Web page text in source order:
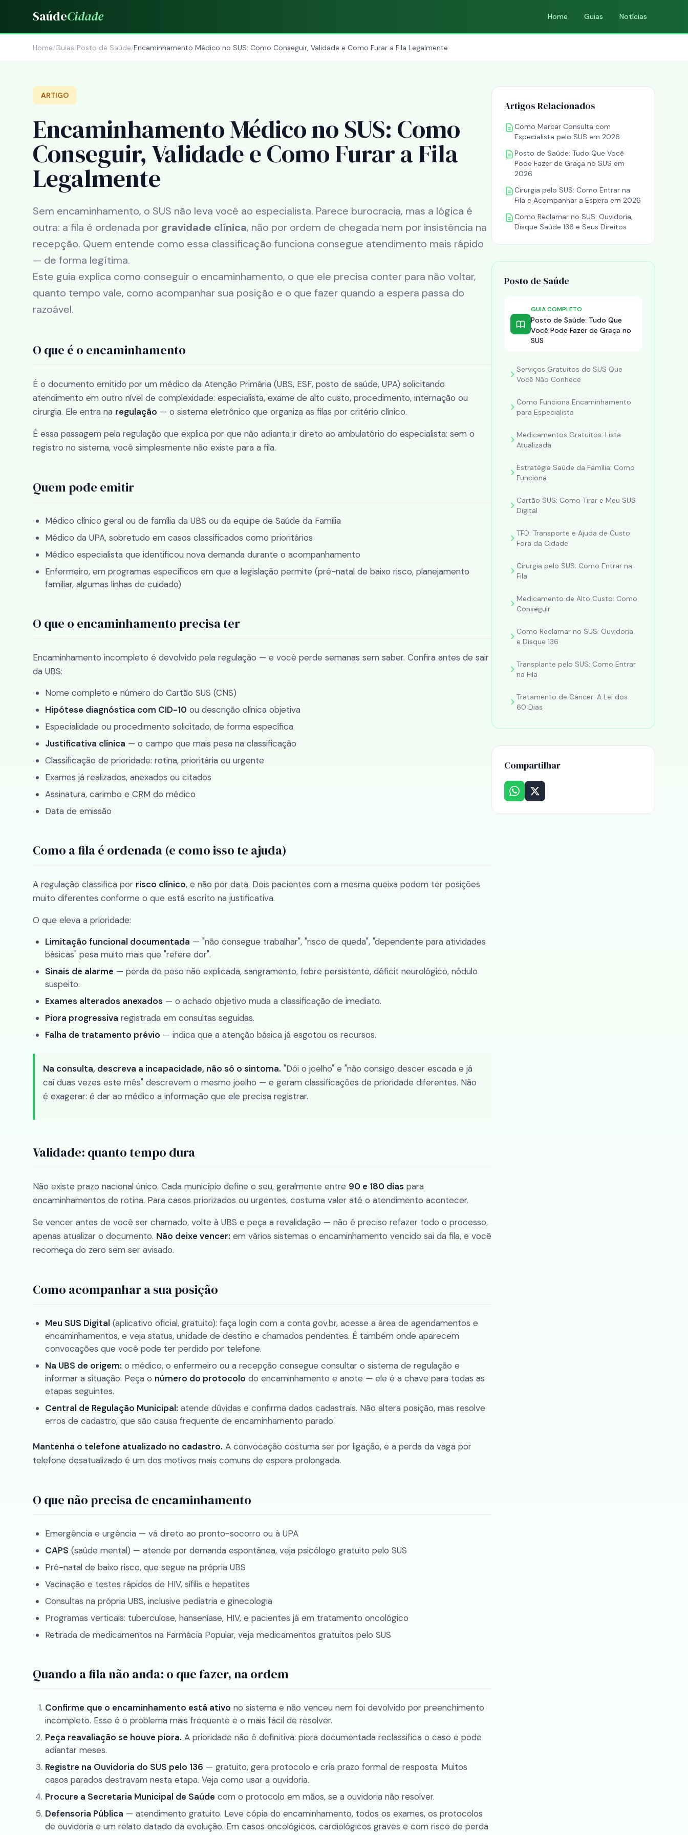
SaúdeCidade Home Guias Notícias
Home/Guias/Posto de Saúde/Encaminhamento Médico no SUS: Como Conseguir, Validade e Como Furar a Fila Legalmente
ARTIGO
Encaminhamento Médico no SUS: Como
Conseguir, Validade e Como Furar a Fila
Legalmente
Sem encaminhamento, o SUS não leva você ao especialista. Parece burocracia, mas a lógica é
outra: a fila é ordenada por gravidade clínica, não por ordem de chegada nem por insistência na
recepção. Quem entende como essa classificação funciona consegue atendimento mais rápido
— de forma legítima.
Este guia explica como conseguir o encaminhamento, o que ele precisa conter para não voltar,
quanto tempo vale, como acompanhar sua posição e o que fazer quando a espera passa do
razoável.
O que é o encaminhamento
É o documento emitido por um médico da Atenção Primária (UBS, ESF, posto de saúde, UPA) solicitando
atendimento em outro nível de complexidade: especialista, exame de alto custo, procedimento, internação ou
cirurgia. Ele entra na regulação — o sistema eletrônico que organiza as filas por critério clínico.
É essa passagem pela regulação que explica por que não adianta ir direto ao ambulatório do especialista: sem o
registro no sistema, você simplesmente não existe para a fila.
Quem pode emitir
Médico clínico geral ou de família da UBS ou da equipe de Saúde da Família
Médico da UPA, sobretudo em casos classificados como prioritários
Médico especialista que identificou nova demanda durante o acompanhamento
Enfermeiro, em programas específicos em que a legislação permite (pré-natal de baixo risco, planejamento
familiar, algumas linhas de cuidado)
O que o encaminhamento precisa ter
Encaminhamento incompleto é devolvido pela regulação — e você perde semanas sem saber. Confira antes de sair
da UBS:
Nome completo e número do Cartão SUS (CNS)
Hipótese diagnóstica com CID-10 ou descrição clínica objetiva
Especialidade ou procedimento solicitado, de forma específica
Justificativa clínica — o campo que mais pesa na classificação
Classificação de prioridade: rotina, prioritária ou urgente
Exames já realizados, anexados ou citados
Assinatura, carimbo e CRM do médico
Data de emissão
Como a fila é ordenada (e como isso te ajuda)
A regulação classifica por risco clínico, e não por data. Dois pacientes com a mesma queixa podem ter posições
muito diferentes conforme o que está escrito na justificativa.
O que eleva a prioridade:
Limitação funcional documentada — "não consegue trabalhar", "risco de queda", "dependente para atividades
básicas" pesa muito mais que "refere dor".
Sinais de alarme — perda de peso não explicada, sangramento, febre persistente, déficit neurológico, nódulo
suspeito.
Exames alterados anexados — o achado objetivo muda a classificação de imediato.
Piora progressiva registrada em consultas seguidas.
Falha de tratamento prévio — indica que a atenção básica já esgotou os recursos.
Na consulta, descreva a incapacidade, não só o sintoma. "Dói o joelho" e "não consigo descer escada e já
caí duas vezes este mês" descrevem o mesmo joelho — e geram classificações de prioridade diferentes. Não
é exagerar: é dar ao médico a informação que ele precisa registrar.
Validade: quanto tempo dura
Não existe prazo nacional único. Cada município define o seu, geralmente entre 90 e 180 dias para
encaminhamentos de rotina. Para casos priorizados ou urgentes, costuma valer até o atendimento acontecer.
Se vencer antes de você ser chamado, volte à UBS e peça a revalidação — não é preciso refazer todo o processo,
apenas atualizar o documento. Não deixe vencer: em vários sistemas o encaminhamento vencido sai da fila, e você
recomeça do zero sem ser avisado.
Como acompanhar a sua posição
Meu SUS Digital (aplicativo oficial, gratuito): faça login com a conta gov.br, acesse a área de agendamentos e
encaminhamentos, e veja status, unidade de destino e chamados pendentes. É também onde aparecem
convocações que você pode ter perdido por telefone.
Na UBS de origem: o médico, o enfermeiro ou a recepção consegue consultar o sistema de regulação e
informar a situação. Peça o número do protocolo do encaminhamento e anote — ele é a chave para todas as
etapas seguintes.
Central de Regulação Municipal: atende dúvidas e confirma dados cadastrais. Não altera posição, mas resolve
erros de cadastro, que são causa frequente de encaminhamento parado.
Mantenha o telefone atualizado no cadastro. A convocação costuma ser por ligação, e a perda da vaga por
telefone desatualizado é um dos motivos mais comuns de espera prolongada.
O que não precisa de encaminhamento
Emergência e urgência — vá direto ao pronto-socorro ou à UPA
CAPS (saúde mental) — atende por demanda espontânea, veja psicólogo gratuito pelo SUS
Pré-natal de baixo risco, que segue na própria UBS
Vacinação e testes rápidos de HIV, sífilis e hepatites
Consultas na própria UBS, inclusive pediatria e ginecologia
Programas verticais: tuberculose, hanseníase, HIV, e pacientes já em tratamento oncológico
Retirada de medicamentos na Farmácia Popular, veja medicamentos gratuitos pelo SUS
Quando a fila não anda: o que fazer, na ordem
Confirme que o encaminhamento está ativo no sistema e não venceu nem foi devolvido por preenchimento
incompleto. Esse é o problema mais frequente e o mais fácil de resolver.
Peça reavaliação se houve piora. A prioridade não é definitiva: piora documentada reclassifica o caso e pode
adiantar meses.
Registre na Ouvidoria do SUS pelo 136 — gratuito, gera protocolo e cria prazo formal de resposta. Muitos
casos parados destravam nesta etapa. Veja como usar a ouvidoria.
Procure a Secretaria Municipal de Saúde com o protocolo em mãos, se a ouvidoria não resolver.
Defensoria Pública — atendimento gratuito. Leve cópia do encaminhamento, todos os exames, os protocolos
de ouvidoria e um relato datado da evolução. Em casos oncológicos, cardiológicos graves e com risco de perda
Artigos Relacionados
Como Marcar Consulta com
Especialista pelo SUS em 2026
Posto de Saúde: Tudo Que Você
Pode Fazer de Graça no SUS em
2026
Cirurgia pelo SUS: Como Entrar na
Fila e Acompanhar a Espera em 2026
Como Reclamar no SUS: Ouvidoria,
Disque Saúde 136 e Seus Direitos
Posto de Saúde
GUIA COMPLETO
Posto de Saúde: Tudo Que
Você Pode Fazer de Graça no
SUS
Serviços Gratuitos do SUS Que
Você Não Conhece
Como Funciona Encaminhamento
para Especialista
Medicamentos Gratuitos: Lista
Atualizada
Estratégia Saúde da Família: Como
Funciona
Cartão SUS: Como Tirar e Meu SUS
Digital
TFD: Transporte e Ajuda de Custo
Fora da Cidade
Cirurgia pelo SUS: Como Entrar na
Fila
Medicamento de Alto Custo: Como
Conseguir
Como Reclamar no SUS: Ouvidoria
e Disque 136
Transplante pelo SUS: Como Entrar
na Fila
Tratamento de Câncer: A Lei dos
60 Dias
Compartilhar